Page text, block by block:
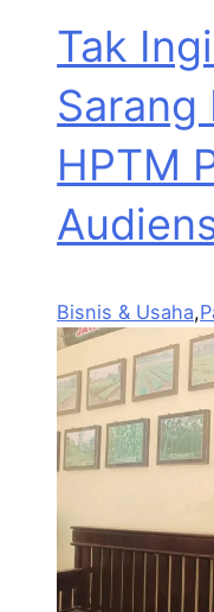
Tak
Sarang
HPTM
Bisnis & Usaha,